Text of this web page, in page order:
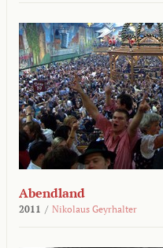
Abendland
2011 / Nikolaus Geyrhalter